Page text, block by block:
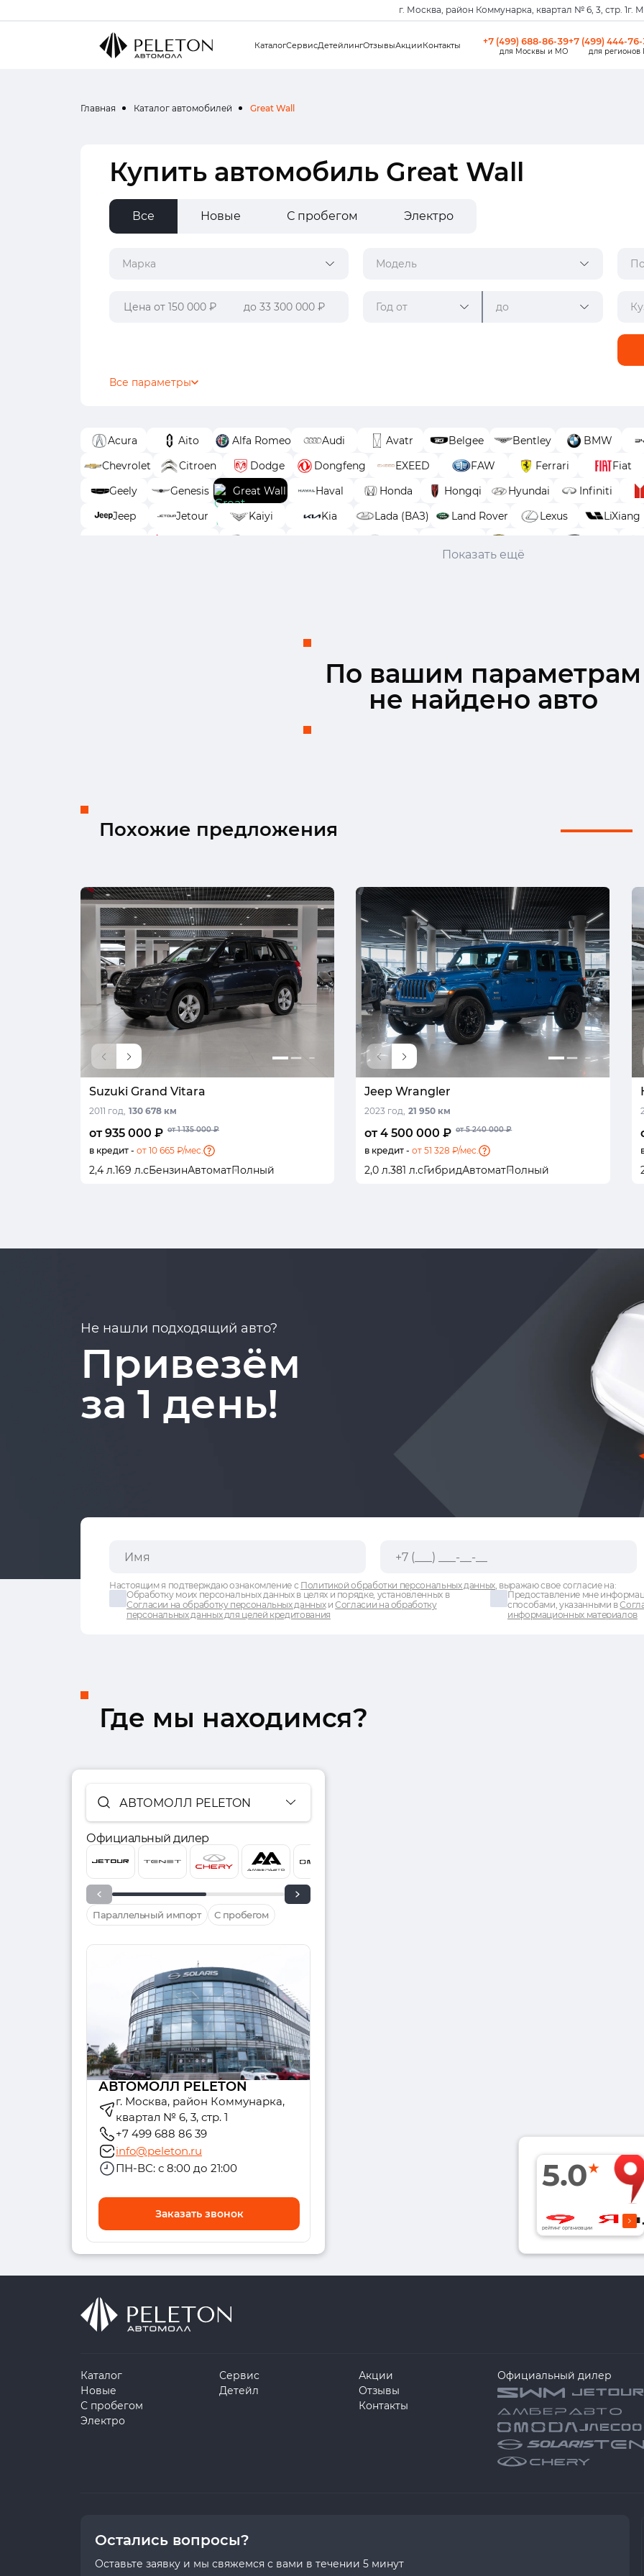
г. Москва, район Коммунарка, квартал № 6, 3, стр. 1г.
КаталогСервисДетейлингОтзывыАкцииКонтакты +7 (499) 688-86-39
для Москвы и МО
+7 (499) 444-
для регионов
Главная Каталог автомобилей Great Wall
Купить автомобиль Great Wall
Все Новые С пробегом Электро
Марка Модель
Год от до
Все параметры
Acura Aito Alfa Romeo Audi Avatr Belgee Bentley BMW
Chevrolet
Citroen Dodge Dongfeng EXEED FAW Ferrari Fiat
Geely
Genesis Great Wall Haval Honda Hongqi Hyundai Infiniti
Jeep
Jetour Kaiyi Kia Lada (ВАЗ) Land Rover Lexus LiXiang
Показать ещё
По вашим параметрам
не найдено авто
Похожие предложения
Suzuki Grand Vitara
2011 год, 130 678 км
от 935 000 ₽ от 1 135 000 ₽
в кредит - от 10 665 ₽/мес.
2,4 л.169 л.сБензинАвтоматПолный
Jeep Wrangler
2023 год, 21 950 км
от 4 500 000 ₽ от 5 240 000 ₽
в кредит - от 51 328 ₽/мес.
2,0 л.381 л.сГибридАвтоматПолный
Не нашли подходящий авто?
Привезём
за 1 день!
Настоящим я подтверждаю ознакомление с Политикой обработки персональных данных, выражаю свое согласие на:
Обработку моих персональных данных в целях и порядке, установленных в
Согласии на обработку персональных данныхиСогласии на обработку
персональных данных для целей кредитования
Предоставление мне
способами, указанными в
информационных материалов
Где мы находимся?
АВТОМОЛЛ PELETON
Официальный дилер
Параллельный импорт С пробегом
АВТОМОЛЛ PELETON
г. Москва, район Коммунарка,
квартал № 6, 3, стр. 1
+7 499 688 86 39
info@peleton.ru
ПН-ВС: с 8:00 до 21:00
Заказать звонок
5.0
рейтинг организации
Каталог
Новые
С пробегом
Электро
Сервис
Детейл
Акции
Отзывы
Контакты
Официальный дилер
Остались вопросы?
Оставьте заявку и мы свяжемся с вами в течении 5 минут